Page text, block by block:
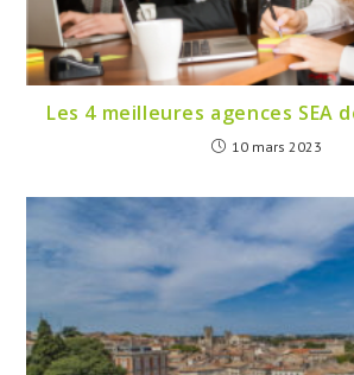
Les 4 meilleures agences SEA
10 mars 2023